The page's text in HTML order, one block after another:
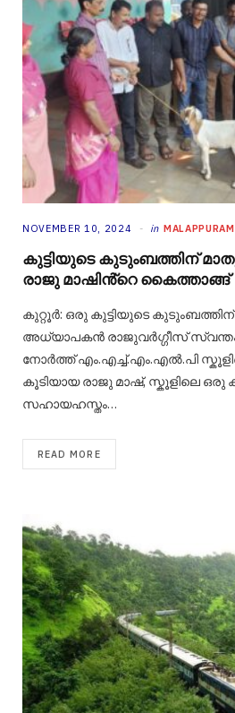
NOVEMBER 10, 2024 in MALAPPURAM
കുട്ടിയുടെ കുടുംബത്തിന്
രാജു മാഷിൻ്റെ കൈത്താങ്ങ്
കുറ്റൂർ: ഒരു കുട്ടിയുടെ കുടുംബത്തിന്
അധ്യാപകൻ രാജുവർഗ്ഗീസ്
നോർത്ത് എം.എച്ച്.എം.എൽ.പി
കൂടിയായ രാജു മാഷ്, സ്കൂളിലെ ഒരു
സഹായഹസ്തം…
READ MORE